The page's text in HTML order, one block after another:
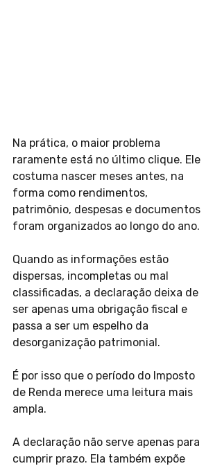
Na prática, o maior problema
raramente está no último clique. Ele
costuma nascer meses antes, na
forma como rendimentos,
patrimônio, despesas e documentos
foram organizados ao longo do ano.
Quando as informações estão
dispersas, incompletas ou mal
classificadas, a declaração deixa de
ser apenas uma obrigação fiscal e
passa a ser um espelho da
desorganização patrimonial.
É por isso que o período do Imposto
de Renda merece uma leitura mais
ampla.
A declaração não serve apenas para
cumprir prazo. Ela também expõe